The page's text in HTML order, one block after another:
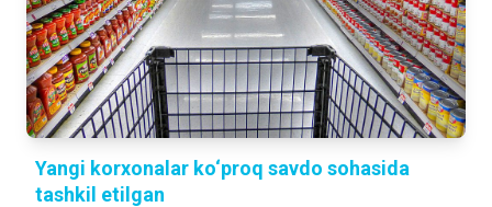
Yangi korxonalar ko‘proq savdo sohasida
tashkil etilgan